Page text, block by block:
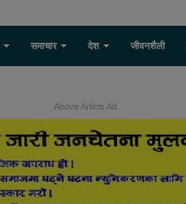
समाचार देश जीवनशैली
Above Article Ad